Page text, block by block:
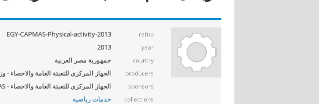
refno
EGY-CAPMAS-Physical-activity-2013
year
2013
country جمهورية مصر العربية
producers الجهاز المركزى للتعبئة العامة والاحصاء -
sponsors الجهاز المركزى للتعبئة العامة والاحصاء - CAPMAS - جمع ومعالجة ونشر البيانات
collections خدمات رياضية